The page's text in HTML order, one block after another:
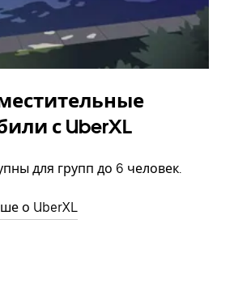
с UberXL
для групп до 6 человек.
о UberXL